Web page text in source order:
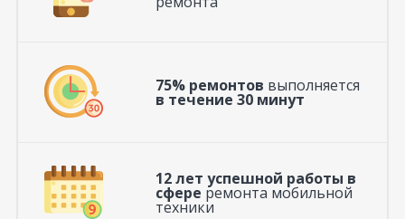
75% ремонтов выполняется
в течение 30 минут
12 лет успешной работы в
сфере ремонта мобильной
техники